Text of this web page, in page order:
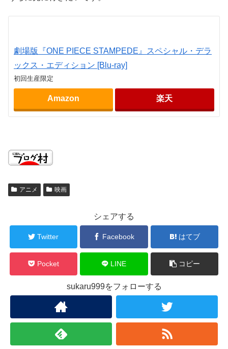
劇場版『ONE PIECE STAMPEDE』スペシャル・デラ
ックス・エディション [Blu-ray]
初回生産限定
Amazon 楽天
アニメ 映画
シェアする
Twitter Facebook はてブ
Pocket LINE コピー
sukaru999をフォローする